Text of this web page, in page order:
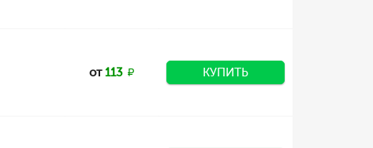
от113 КУПИТЬ